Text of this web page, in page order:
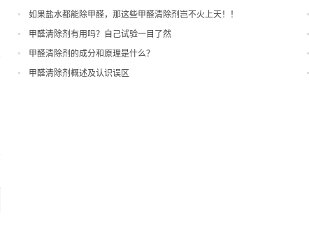
如果盐水都能除甲醛，那这些甲醛清除剂岂不火上天！！
甲醛清除剂有用吗？自己试验一目了然
甲醛清除剂的成分和原理是什么？
甲醛清除剂概述及认识误区